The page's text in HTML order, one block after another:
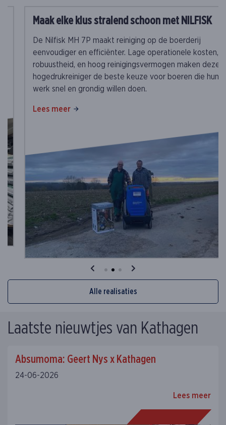
Maak elke klus stralend schoon met NILFISK
De Nilfisk MH 7P maakt reiniging op de boerderij
eenvoudiger en efficiënter. Lage operationele kosten,
robuustheid, en hoog reinigingsvermogen maken deze
hogedrukreiniger de beste keuze voor boeren die hun
werk snel en grondig willen doen.
Lees meer
Alle realisaties
Laatste nieuwtjes van Kathagen
Absumoma: Geert Nys x Kathagen
24-06-2026
Lees meer